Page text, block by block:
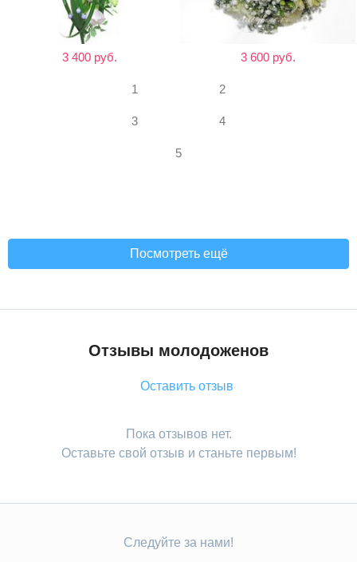
3 400 руб. 3 600 руб.
1 2
3 4
5
Посмотреть ещё
Отзывы молодоженов
Оставить отзыв
Пока отзывов нет.
Оставьте свой отзыв и станьте первым!
Следуйте за нами!